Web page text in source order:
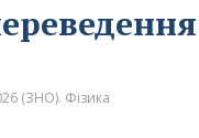
(ЗНО). Фізика